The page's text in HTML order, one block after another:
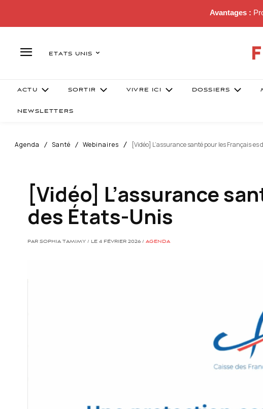
Avantages :
ETATS UNIS
ACTU SORTIR VIVRE ICI DOSSIERS
NEWSLETTERS
Agenda Santé Webinaires [Vidéo] L’assurance santé pour les Français·es
[Vidéo] L’assurance
des États-Unis
PAR SOPHIA TAMIMY / LE 4 FÉVRIER 2026 / AGENDA